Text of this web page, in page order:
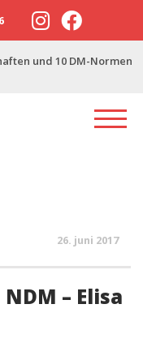
und 10 DM-Normen
– Elisa
26. juni 2017